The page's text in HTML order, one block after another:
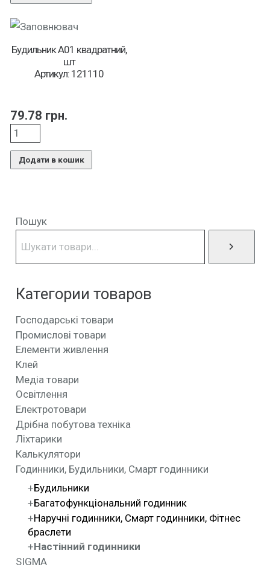
Будильник A01 квадратний,
шт
Артикул: 121110
79.78 грн.
Додати в кошик
Пошук
Категории товаров
Господарські товари
Промислові товари
Елементи живлення
Клей
Медіа товари
Освітлення
Електротовари
Дрібна побутова техніка
Ліхтарики
Калькулятори
Годинники, Будильники, Смарт годинники
Будильники
Багатофункціональний годинник
Наручні годинники, Смарт годинники, Фітнес
браслети
Настінний годинники
SIGMA